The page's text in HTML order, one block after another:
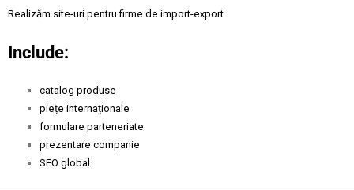
Realizăm site-uri pentru firme de import-export.
Include:
catalog produse
piețe internaționale
formulare parteneriate
prezentare companie
SEO global